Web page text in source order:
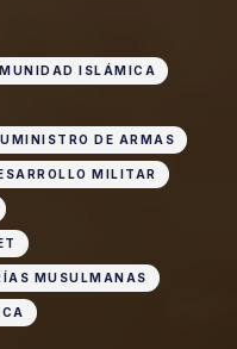
ISLÁMICA
DE ARMAS
MILITAR
MUSULMANAS